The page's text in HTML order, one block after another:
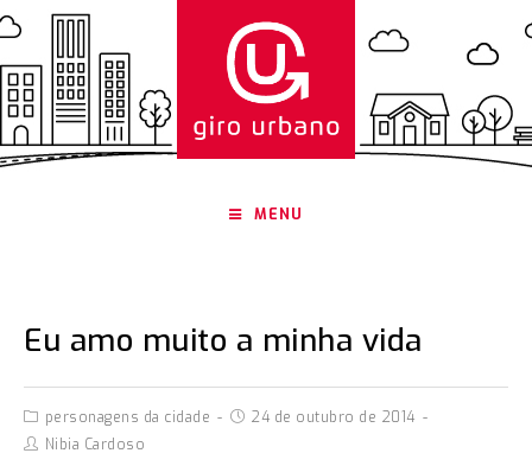
MENU
Eu amo muito a minha vida
personagens da cidade
24 de outubro de 2014
Nibia Cardoso